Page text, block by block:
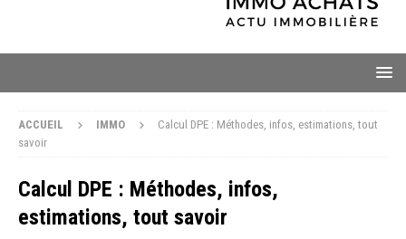
ACCUEIL IMMO
Calcul DPE : Méthodes, infos, estimations, tout
savoir
Calcul DPE : Méthodes, infos,
estimations, tout savoir